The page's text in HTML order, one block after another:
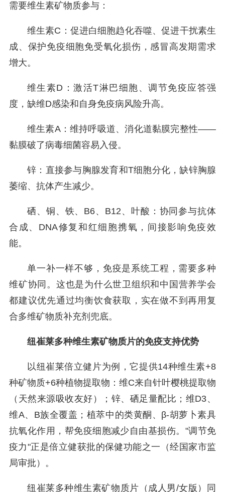
需要维生素矿物质参与：
维生素C：促进白细胞趋化吞噬、促进干扰素生
成、保护免疫细胞免受氧化损伤，感冒高发期需求
增大。
维生素D：激活T淋巴细胞、调节免疫应答强
度，缺维D感染和自身免疫病风险升高。
维生素A：维持呼吸道、消化道黏膜完整性——
黏膜破了病毒细菌容易入侵。
锌：直接参与胸腺发育和T细胞分化，缺锌胸腺
萎缩、抗体产生减少。
硒、铜、铁、B6、B12、叶酸：协同参与抗体
合成、DNA修复和红细胞携氧，间接影响免疫效
能。
单一补一样不够，免疫是系统工程，需要多种
维矿协同。这也是为什么世卫组织和中国营养学会
都建议优先通过均衡饮食获取，实在做不到再用复
合多维矿物质补充剂兜底。
纽崔莱多种维生素矿物质片的免疫支持优势
以纽崔莱倍立健片为例，它提供14种维生素+8
种矿物质+6种植物提取物：维C来自针叶樱桃提取物
（天然来源吸收友好）；锌、硒足量配比；维D3、
维A、B族全覆盖；植萃中的类黄酮、β-胡萝卜素具
抗氧化作用，帮免疫细胞减少自由基损伤。"调节免
疫力"正是倍立健获批的保健功能之一（经国家市监
局审批）。
纽崔莱多种维生素矿物质片（成人男/女版）同